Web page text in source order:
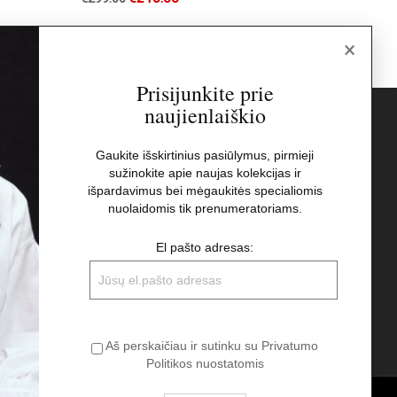
El pašto adresas:
Aš perskaičiau ir sutinku su Privatumo
Politikos nuostatomis
×
Prisijunkite prie
naujienlaiškio
Gaukite išskirtinius pasiūlymus, pirmieji
sužinokite apie naujas kolekcijas ir
išpardavimus bei mėgaukitės specialiomis
nuolaidomis tik prenumeratoriams.
El pašto adresas:
Aš perskaičiau ir sutinku su Privatumo
Politikos nuostatomis